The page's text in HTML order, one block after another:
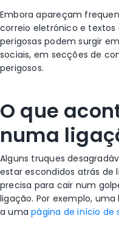
Embora apareçam
correio eletrónico e textos
perigosas podem surgir
sociais, em secções de
perigosos.
O que
numa
Alguns truques
estar escondidos atrás de
precisa para cair num
ligação. Por exemplo,
a umapágina de início de